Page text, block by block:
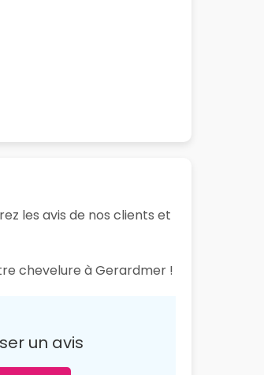
les avis de nos clients et
chevelure à Gerardmer !
un avis